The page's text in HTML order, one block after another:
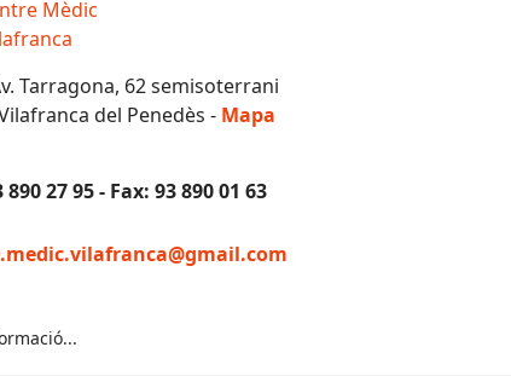
Tarragona, 62 semisoterrani
del Penedès - Mapa
890 27 95 - Fax: 93 890 01 63